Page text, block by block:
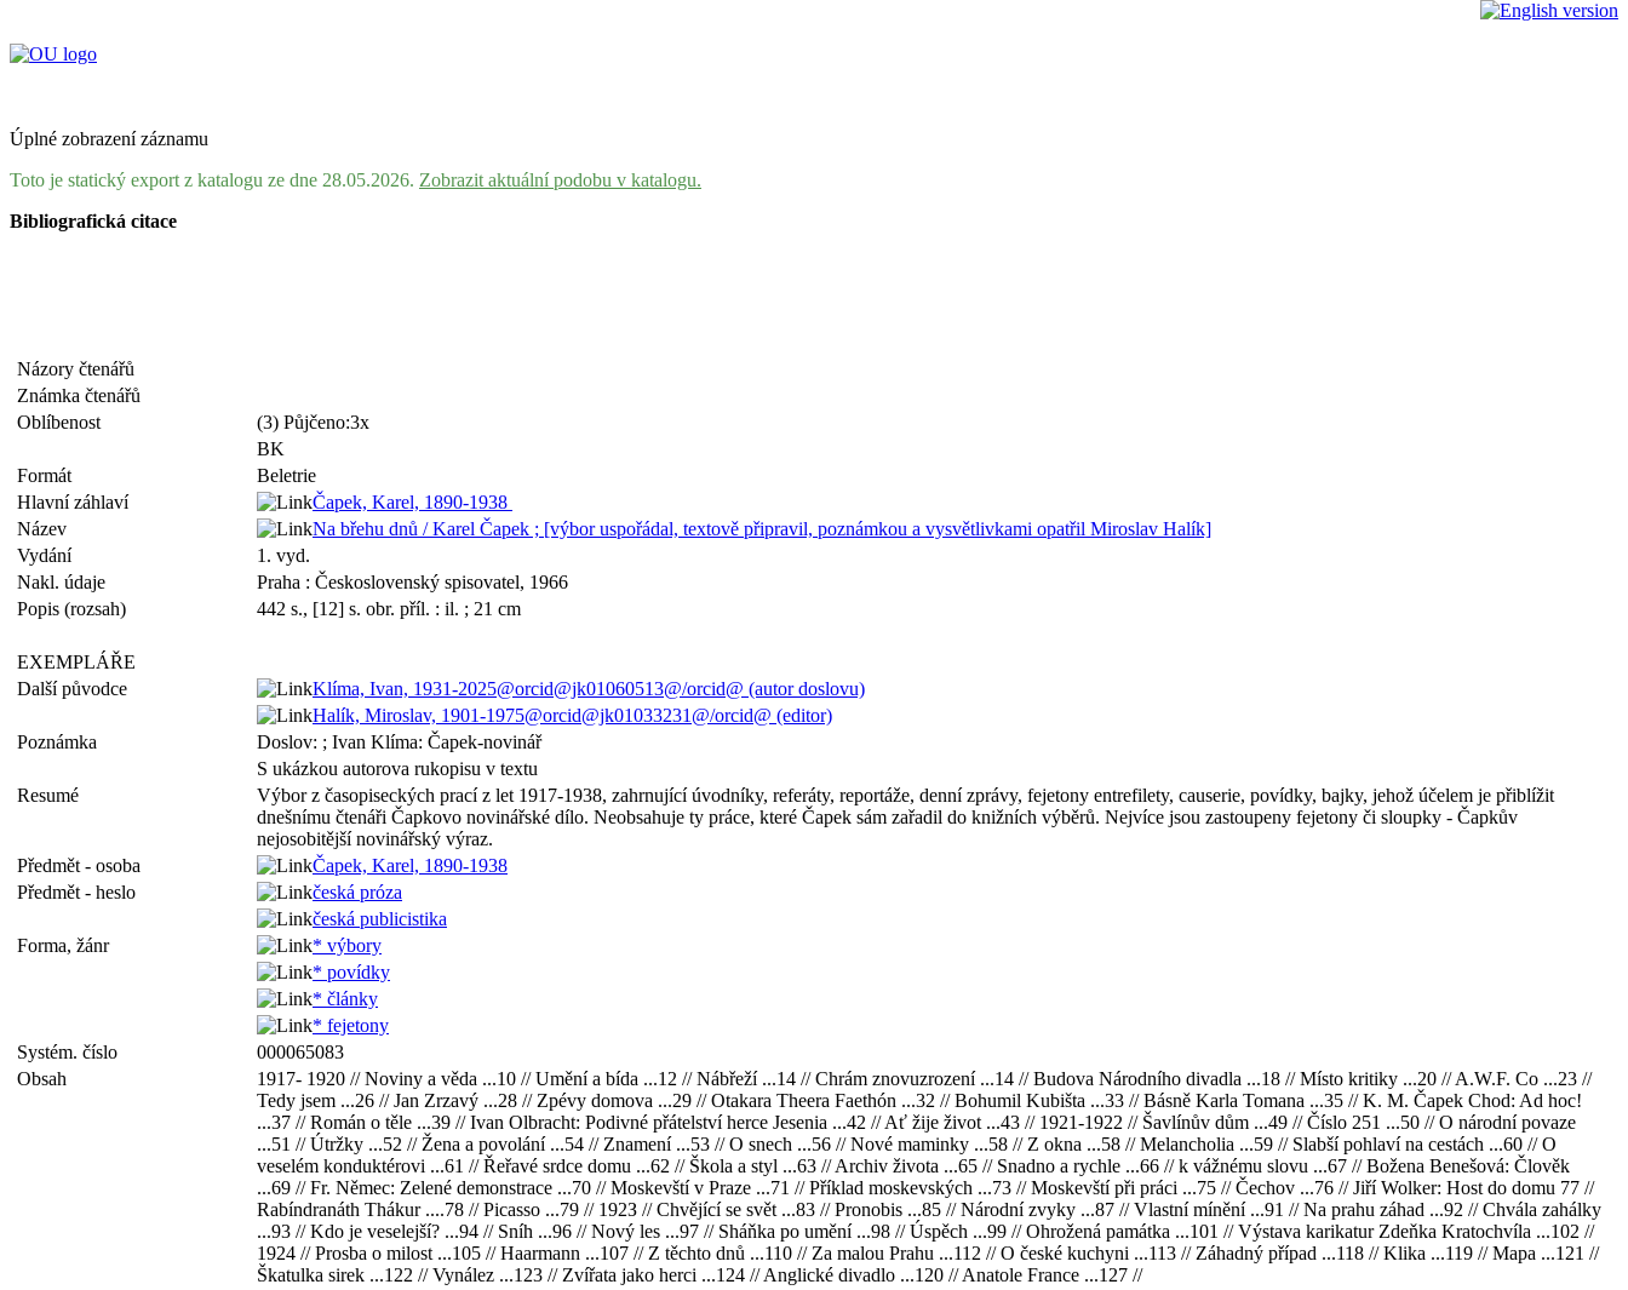
Úplné zobrazení záznamu
Toto je statický export z katalogu ze dne 28.05.2026. Zobrazit aktuální podobu v katalogu.
Bibliografická citace
Názory čtenářů
Známka čtenářů
Oblíbenost
(3) Půjčeno:3x
BK
Formát
Beletrie
Hlavní záhlaví
Čapek, Karel, 1890-1938
Název
Na břehu dnů / Karel Čapek ; [výbor uspořádal, textově připravil, poznámkou a vysvětlivkami opatřil Miroslav Halík]
Vydání
1. vyd.
Nakl. údaje
Praha : Československý spisovatel, 1966
Popis (rozsah)
442 s., [12] s. obr. příl. : il. ; 21 cm
EXEMPLÁŘE
Další původce
Klíma, Ivan, 1931-2025@orcid@jk01060513@/orcid@ (autor doslovu)
Halík, Miroslav, 1901-1975@orcid@jk01033231@/orcid@ (editor)
Poznámka
Doslov: ; Ivan Klíma: Čapek-novinář
S ukázkou autorova rukopisu v textu
Resumé
Výbor z časopiseckých prací z let 1917-1938, zahrnující úvodníky, referáty, reportáže, denní zprávy, fejetony entrefilety, causerie, povídky, bajky, jehož účelem je přiblížit
dnešnímu čtenáři Čapkovo novinářské dílo. Neobsahuje ty práce, které Čapek sám zařadil do knižních výběrů. Nejvíce jsou zastoupeny fejetony či sloupky - Čapkův
nejosobitější novinářský výraz.
Předmět - osoba
Čapek, Karel, 1890-1938
Předmět - heslo
česká próza
česká publicistika
Forma, žánr
* výbory
* povídky
* články
* fejetony
Systém. číslo
000065083
Obsah
1917- 1920 // Noviny a věda ...10 // Umění a bída ...12 // Nábřeží ...14 // Chrám znovuzrození ...14 // Budova Národního divadla ...18 // Místo kritiky ...20 // A.W.F. Co ...23 //
Tedy jsem ...26 // Jan Zrzavý ...28 // Zpévy domova ...29 // Otakara Theera Faethón ...32 // Bohumil Kubišta ...33 // Básně Karla Tomana ...35 // K. M. Čapek Chod: Ad hoc!
...37 // Román o těle ...39 // Ivan Olbracht: Podivné přátelství herce Jesenia ...42 // Ať žije život ...43 // 1921-1922 // Šavlínův dům ...49 // Číslo 251 ...50 // O národní povaze
...51 // Útržky ...52 // Žena a povolání ...54 // Znamení ...53 // O snech ...56 // Nové maminky ...58 // Z okna ...58 // Melancholia ...59 // Slabší pohlaví na cestách ...60 // O
veselém konduktérovi ...61 // Řeřavé srdce domu ...62 // Škola a styl ...63 // Archiv života ...65 // Snadno a rychle ...66 // k vážnému slovu ...67 // Božena Benešová: Člověk
...69 // Fr. Němec: Zelené demonstrace ...70 // Moskevští v Praze ...71 // Příklad moskevských ...73 // Moskevští při práci ...75 // Čechov ...76 // Jiří Wolker: Host do domu 77 //
Rabíndranáth Thákur ....78 // Picasso ...79 // 192З // Chvějící se svět ...83 // Pronobis ...85 // Národní zvyky ...87 // Vlastní mínění ...91 // Na prahu záhad ...92 // Chvála zahálky
...93 // Kdo je veselejší? ...94 // Sníh ...96 // Nový les ...97 // Sháňka po umění ...98 // Úspěch ...99 // Ohrožená památka ...101 // Výstava karikatur Zdeňka Kratochvíla ...102 //
1924 // Prosba o milost ...105 // Haarmann ...107 // Z těchto dnů ...110 // Za malou Prahu ...112 // O české kuchyni ...113 // Záhadný případ ...118 // Klika ...119 // Mapa ...121 //
Škatulka sirek ...122 // Vynález ...123 // Zvířata jako herci ...124 // Anglické divadlo ...120 // Anatole France ...127 //